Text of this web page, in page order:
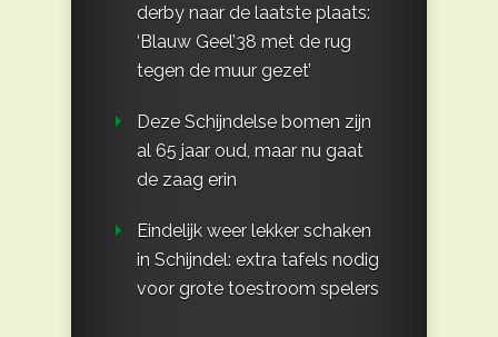
derby naar de laatste plaats:
‘Blauw Geel’38 met de rug
tegen de muur gezet’
Deze Schijndelse bomen zijn
al 65 jaar oud, maar nu gaat
de zaag erin
Eindelijk weer lekker schaken
in Schijndel: extra tafels nodig
voor grote toestroom spelers